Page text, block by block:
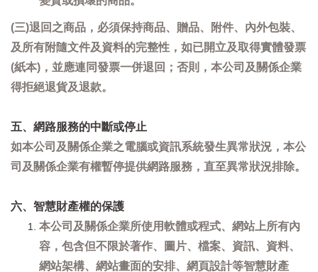
(三)退回之商品，必須保持商品、贈品、附件、內外包裝、
及所有附隨文件及資料的完整性，如已開立及取得實體發票
(紙本)，並應連同發票一併退回；否則，本公司及關係企業
得拒絕退貨及退款。
五、網路服務的中斷或停止
如本公司及關係企業之電腦或資訊系統發生異常狀況，本公
司及關係企業有權暫停提供網路服務，直至異常狀況排除。
六、智慧財產權的保護
本公司及關係企業所使用軟體或程式、網站上所有內
容，包含但不限於著作、圖片、檔案、資訊、資料、
網站架構、網站畫面的安排、網頁設計等智慧財產